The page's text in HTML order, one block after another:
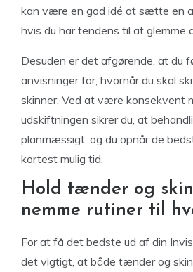
kan være en god idé at sætte en
hvis du har tendens til at glemme
Desuden er det afgørende, at du
anvisninger for, hvornår du skal
skinner. Ved at være konsekvent
udskiftningen sikrer du, at
planmæssigt, og du opnår de
kortest mulig tid.
Hold tænder og
nemme rutiner til
For at få det bedste ud af din
det vigtigt, at både tænder og